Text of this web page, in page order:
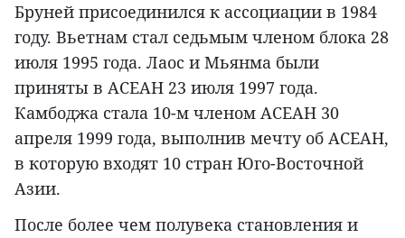
Бруней присоединился к ассоциации в 1984
году. Вьетнам стал седьмым членом блока 28
июля 1995 года. Лаос и Мьянма были
приняты в АСЕАН 23 июля 1997 года.
Камбоджа стала 10-м членом АСЕАН 30
апреля 1999 года, выполнив мечту об АСЕАН,
в которую входят 10 стран Юго-Восточной
Азии.
После более чем полувека становления и